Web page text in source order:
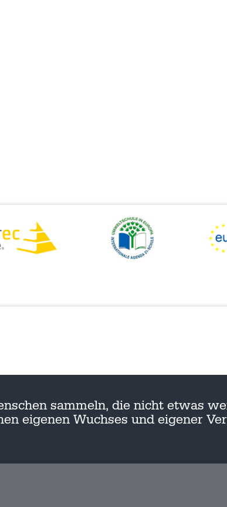
sammeln, die nicht etwas
eigenen Wuchses und eigener